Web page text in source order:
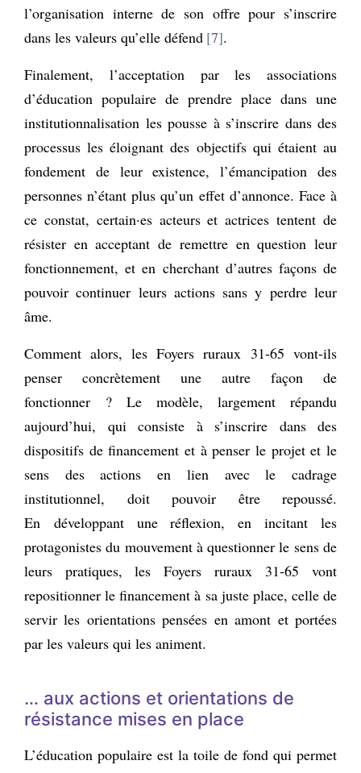
l’organisation interne de son offre pour s’inscrire
dans les valeurs qu’elle défend 7 .
Finalement, l’acceptation par les associations
d’éducation populaire de prendre place dans une
institutionnalisation les pousse à s’inscrire dans des
processus les éloignant des objectifs qui étaient au
fondement de leur existence, l’émancipation des
personnes n’étant plus qu’un effet d’annonce. Face à
ce constat, certain·es acteurs et actrices tentent de
résister en acceptant de remettre en question leur
fonctionnement, et en cherchant d’autres façons de
pouvoir continuer leurs actions sans y perdre leur
âme.
Comment alors, les Foyers ruraux 31‑65 vont-ils
penser concrètement une autre façon de
fonctionner ? Le modèle, largement répandu
aujourd’hui, qui consiste à s’inscrire dans des
dispositifs de financement et à penser le projet et le
sens des actions en lien avec le cadrage
institutionnel, doit pouvoir être repoussé.
En développant une réflexion, en incitant les
protagonistes du mouvement à questionner le sens de
leurs pratiques, les Foyers ruraux 31‑65 vont
repositionner le financement à sa juste place, celle de
servir les orientations pensées en amont et portées
par les valeurs qui les animent.
… aux actions et orientations de
résistance mises en place
L’éducation populaire est la toile de fond qui permet